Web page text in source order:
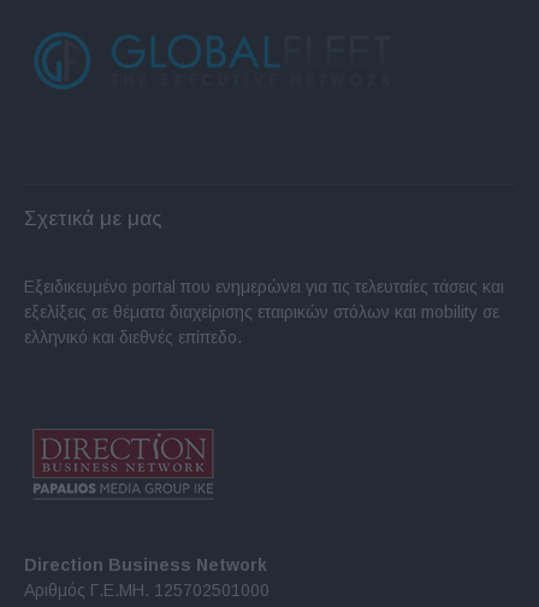
Σχετικά με μας
Εξειδικευμένο portal που ενημερώνει για τις τελευταίες τάσεις και
εξελίξεις σε θέματα διαχείρισης εταιρικών στόλων και mobility σε
ελληνικό και διεθνές επίπεδο.
Direction Business Network
Αριθμός Γ.Ε.ΜΗ. 125702501000